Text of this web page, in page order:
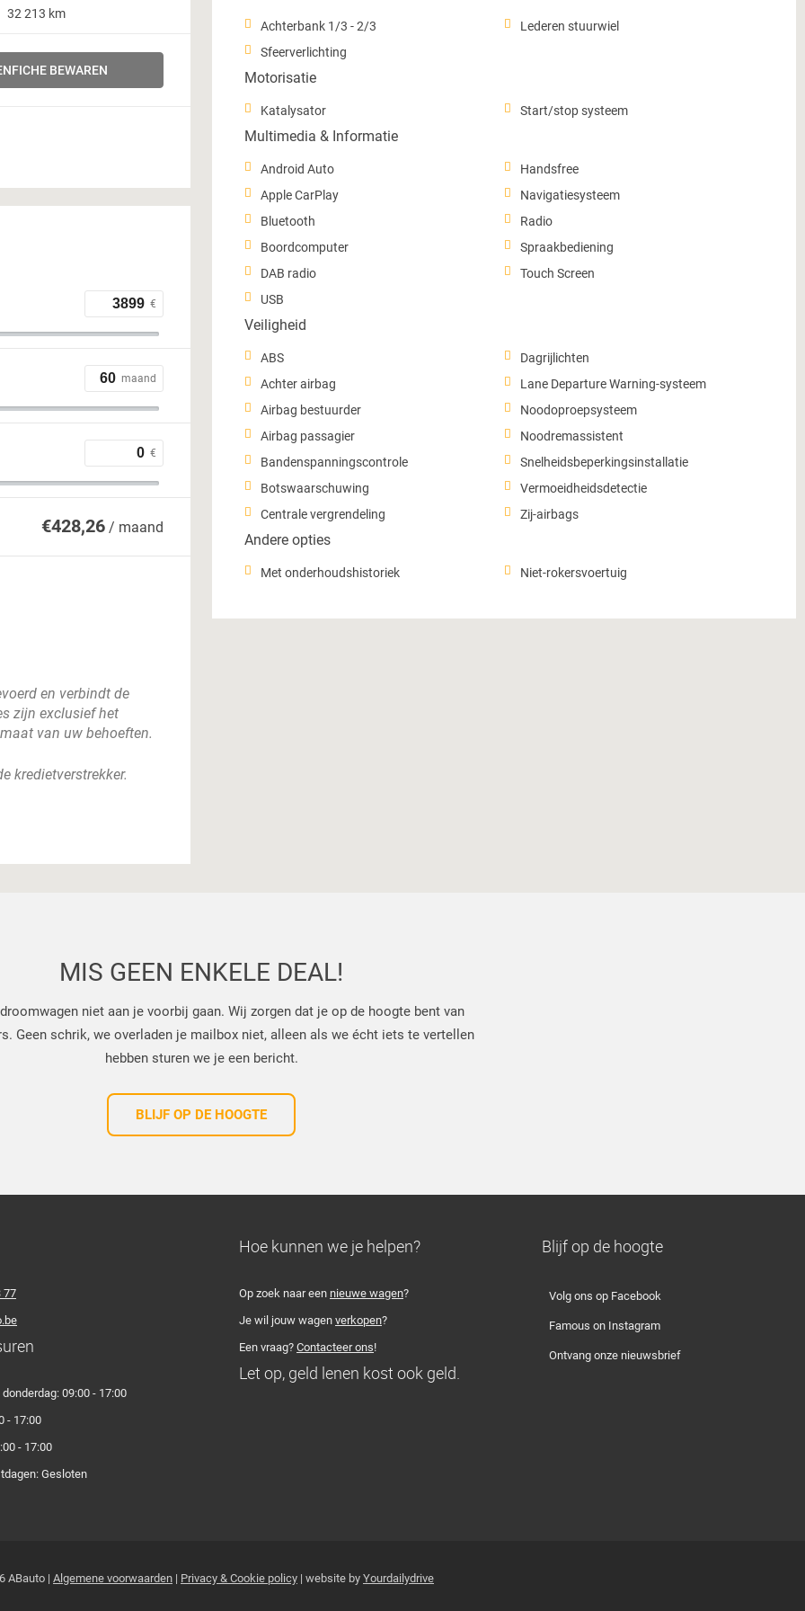
32 213 km
BEWAREN
€
maand
€
€428,26 / maand
en verbindt de
zijn exclusief het
van uw behoeften.
kredietverstrekker.
Achterbank 1/3 - 2/3
Sfeerverlichting
Lederen stuurwiel
Motorisatie
Katalysator Start/stop systeem
Multimedia & Informatie
Android Auto
Apple CarPlay
Bluetooth
Boordcomputer
DAB radio
USB
Handsfree
Navigatiesysteem
Radio
Spraakbediening
Touch Screen
Veiligheid
ABS
Achter airbag
Airbag bestuurder
Airbag passagier
Bandenspanningscontrole
Botswaarschuwing
Centrale vergrendeling
Dagrijlichten
Lane Departure Warning-systeem
Noodoproepsysteem
Noodremassistent
Snelheidsbeperkingsinstallatie
Vermoeidheidsdetectie
Zij-airbags
Andere opties
Met onderhoudshistoriek Niet-rokersvoertuig
MIS GEEN ENKELE DEAL!
niet aan je voorbij gaan. Wij zorgen dat je op de hoogte bent van
Geen schrik, we overladen je mailbox niet, alleen als we écht iets te vertellen
hebben sturen we je een bericht.
BLIJF OP DE HOOGTE
77
09:00 - 17:00
- 17:00
- 17:00
Gesloten
Hoe kunnen we je helpen?
Op zoek naar een nieuwe wagen?
Je wil jouw wagen verkopen?
Een vraag? Contacteer ons!
Let op, geld lenen kost ook geld.
Blijf op de hoogte
Volg ons op Facebook
Famous on Instagram
Ontvang onze nieuwsbrief
ABauto | Algemene voorwaarden | Privacy & Cookie policy | website by Yourdailydrive